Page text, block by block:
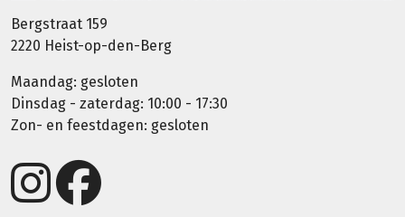
Bergstraat 159
2220 Heist-op-den-Berg
Maandag: gesloten
Dinsdag - zaterdag: 10:00 - 17:30
Zon- en feestdagen: gesloten